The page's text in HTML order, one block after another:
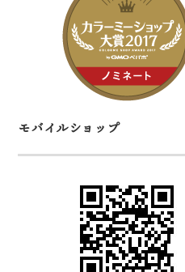
モバイルショップ